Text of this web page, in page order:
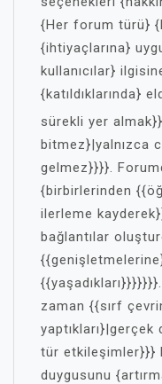
{Her forum türü}
{ihtiyaçlarına}
kullanıcılar}
{katıldıklarında}
sürekli yer
bitmez}|yalnızca
gelmez}}}}.
{birbirlerinden
ilerleme
bağlantılar
zaman {{sırf
yaptıkları}|gerçek
tür etkileşimler}}}
duygusunu